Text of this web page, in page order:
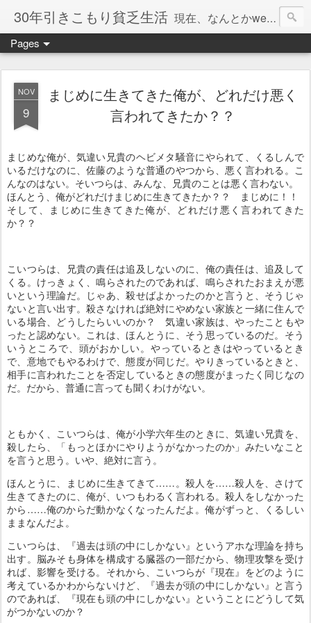
30年引きこもり貧乏生活 現在、なんとかweb系の仕事で食べています。このブログで扱う問題は「この世とはなにか」「人生とはなにか」「人間とはなにか」「強迫神経症の原因と解決法」「うつ病の原因と寄り添う方法」「家族の問題」などについてです。
Pages
NOV
9
まじめに生きてきた俺が、どれだけ悪く
言われてきたか？？
まじめな俺が、気違い兄貴のヘビメタ騒音にやられて、くるしんで
いるだけなのに、佐藤のような普通のやつから、悪く言われる。こ
んなのはない。そいつらは、みんな、兄貴のことは悪く言わない。
ほんとう、俺がどれだけまじめに生きてきたか？？ まじめに！！
そして、まじめに生きてきた俺が、どれだけ悪く言われてきた
か？？
こいつらは、兄貴の責任は追及しないのに、俺の責任は、追及して
くる。けっきょく、鳴らされたのであれば、鳴らされたおまえが悪
いという理論だ。じゃあ、殺せばよかったのかと言うと、そうじゃ
ないと言い出す。殺さなければ絶対にやめない家族と一緒に住んで
いる場合、どうしたらいいのか？ 気違い家族は、やったこともや
ったと認めない。これは、ほんとうに、そう思っているのだ。そう
いうところで、頭がおかしい。やっているときはやっているとき
で、意地でもやるわけで、態度が同じだ。やりきっているときと、
相手に言われたことを否定しているときの態度がまったく同じなの
だ。だから、普通に言っても聞くわけがない。
ともかく、こいつらは、俺が小学六年生のときに、気違い兄貴を、
殺したら、「もっとほかにやりようがなかったのか」みたいなこと
を言うと思う。いや、絶対に言う。
ほんとうに、まじめに生きてきて……。殺人を……殺人を、さけて
生きてきたのに、俺が、いつもわるく言われる。殺人をしなかった
から……俺のからだ動かなくなったんだよ。俺がずっと、くるしい
ままなんだよ。
こいつらは、『過去は頭の中にしかない』というアホな理論を持ち
出す。脳みそも身体を構成する臓器の一部だから、物理攻撃を受け
れば、影響を受ける。それから、こいつらが『現在』をどのように
考えているかわからないけど、『過去が頭の中にしかない』と言う
のであれば、『現在も頭の中にしかない』ということにどうして気
がつかないのか？